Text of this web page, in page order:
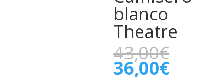
blanco
Theatre
43,00€
36,00€El